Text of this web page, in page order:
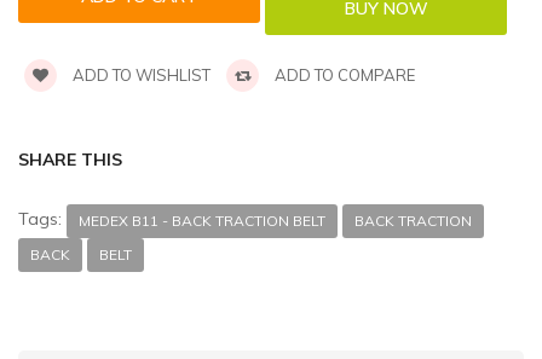
ADD TO WISHLIST ADD TO COMPARE
SHARE THIS
Tags: MEDEX B11 - BACK TRACTION BELT
BACK TRACTION
BACK
BELT